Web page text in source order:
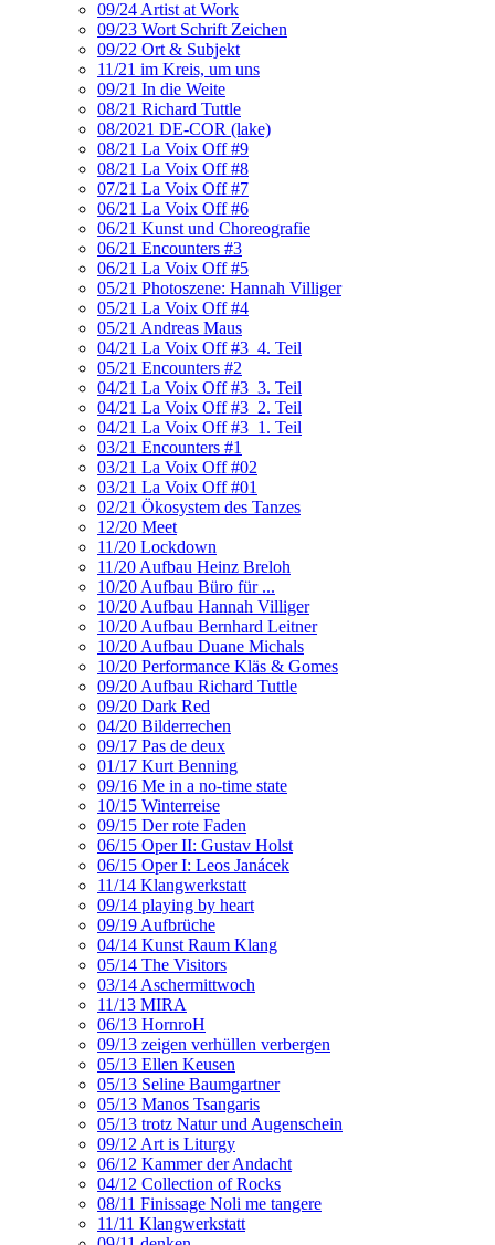
09/24 Artist at Work
09/23 Wort Schrift Zeichen
09/22 Ort & Subjekt
11/21 im Kreis, um uns
09/21 In die Weite
08/21 Richard Tuttle
08/2021 DE-COR (lake)
08/21 La Voix Off #9
08/21 La Voix Off #8
07/21 La Voix Off #7
06/21 La Voix Off #6
06/21 Kunst und Choreografie
06/21 Encounters #3
06/21 La Voix Off #5
05/21 Photoszene: Hannah Villiger
05/21 La Voix Off #4
05/21 Andreas Maus
04/21 La Voix Off #3_4. Teil
05/21 Encounters #2
04/21 La Voix Off #3_3. Teil
04/21 La Voix Off #3_2. Teil
04/21 La Voix Off #3_1. Teil
03/21 Encounters #1
03/21 La Voix Off #02
03/21 La Voix Off #01
02/21 Ökosystem des Tanzes
12/20 Meet
11/20 Lockdown
11/20 Aufbau Heinz Breloh
10/20 Aufbau Büro für ...
10/20 Aufbau Hannah Villiger
10/20 Aufbau Bernhard Leitner
10/20 Aufbau Duane Michals
10/20 Performance Kläs & Gomes
09/20 Aufbau Richard Tuttle
09/20 Dark Red
04/20 Bilderrechen
09/17 Pas de deux
01/17 Kurt Benning
09/16 Me in a no-time state
10/15 Winterreise
09/15 Der rote Faden
06/15 Oper II: Gustav Holst
06/15 Oper I: Leos Janácek
11/14 Klangwerkstatt
09/14 playing by heart
09/19 Aufbrüche
04/14 Kunst Raum Klang
05/14 The Visitors
03/14 Aschermittwoch
11/13 MIRA
06/13 HornroH
09/13 zeigen verhüllen verbergen
05/13 Ellen Keusen
05/13 Seline Baumgartner
05/13 Manos Tsangaris
05/13 trotz Natur und Augenschein
09/12 Art is Liturgy
06/12 Kammer der Andacht
04/12 Collection of Rocks
08/11 Finissage Noli me tangere
11/11 Klangwerkstatt